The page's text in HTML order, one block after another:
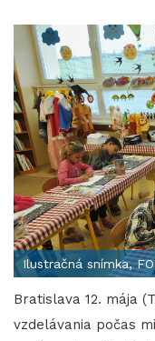
Ilustračná snímka,
Bratislava 12. mája
vzdelávania počas